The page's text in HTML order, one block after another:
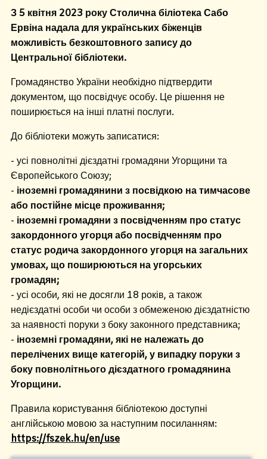
З 5 квітня 2023 року Столична біліотека Сабо
Ервіна надала для українських біженців
можливість безкоштовного запису до
Центральної бібліотеки.
Громадянство України необхідно підтвердити
документом, що посвідчує особу. Це рішення не
поширюється на інші платні послуги.
До бібліотеки можуть записатися:
- усі повнолітні дієздатні громадяни Угорщини та
Європейського Союзу;
- іноземні громадянини з посвідкою на тимчасове
або постійне місце проживання;
- іноземні громадяни з посвідченням про статус
закордонного угорця або посвідченням про
статус родича закордонного угорця на загальних
умовах, що поширюються на угорських
громадян;
- усі особи, які не досягли 18 років, а також
недієздатні особи чи особи з обмеженою дієздатністю
за наявності поруки з боку законного представника;
- іноземні громадяни, які не належать до
перелічених вище категорій, у випадку поруки з
боку повнолітнього дієздатного громадянина
Угорщини.
Правила користування бібліотекою доступні
англійською мовою за наступним посиланням:
https://fszek.hu/en/use